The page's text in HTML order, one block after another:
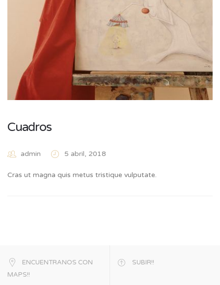
Cuadros
admin 5 abril, 2018
Cras ut magna quis metus tristique vulputate.
ENCUENTRANOS CON
MAPS!!
SUBIR!!